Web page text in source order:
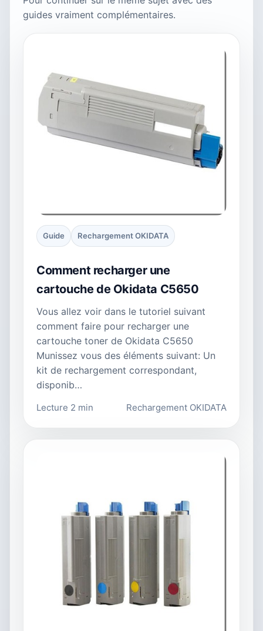
guides vraiment complémentaires.
Guide Rechargement OKIDATA
Comment recharger une
cartouche de Okidata C5650
Vous allez voir dans le tutoriel suivant
comment faire pour recharger une
cartouche toner de Okidata C5650
Munissez vous des éléments suivant: Un
kit de rechargement correspondant,
disponib…
Lecture 2 min Rechargement OKIDATA